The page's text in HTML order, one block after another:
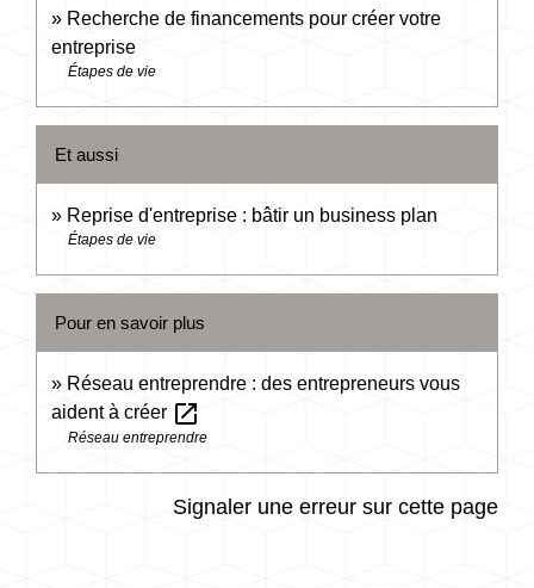
Recherche de financements pour créer votre
entreprise
Étapes de vie
Et aussi
Reprise d'entreprise : bâtir un business plan
Étapes de vie
Pour en savoir plus
Réseau entreprendre : des entrepreneurs vous
aident à créer open_in_new
Réseau entreprendre
Signaler une erreur sur cette page